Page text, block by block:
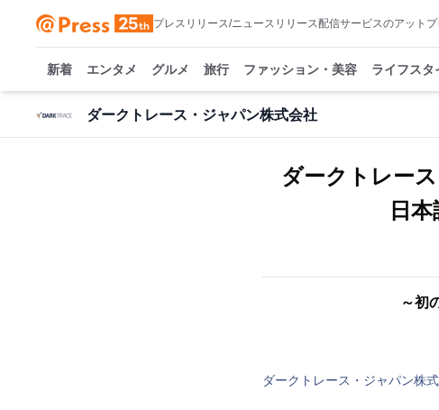
プレスリリース/ニュースリリース配信サービスのアットプ
新着 エンタメ グルメ 旅行 ファッション・美容 ライフスタ
ダークトレース・ジャパン株式会社
ダークトレー
日
～初
ダークトレース・ジャパン株